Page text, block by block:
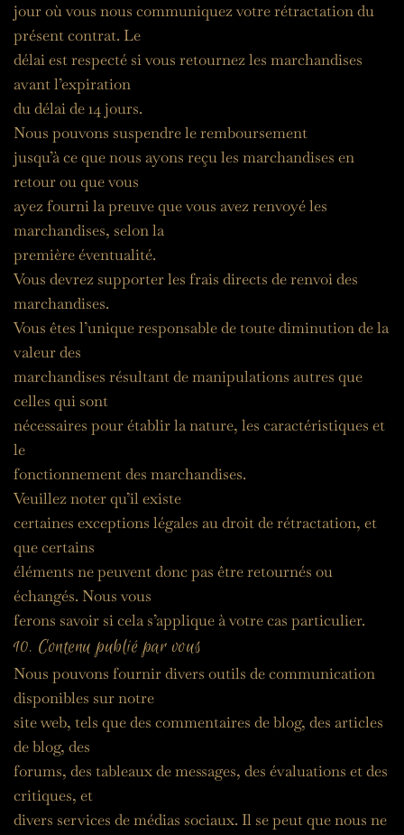
jour où vous nous communiquez votre rétractation du
présent contrat. Le
délai est respecté si vous retournez les marchandises
avant l’expiration
du délai de 14 jours.
Nous pouvons suspendre le remboursement
jusqu’à ce que nous ayons reçu les marchandises en
retour ou que vous
ayez fourni la preuve que vous avez renvoyé les
marchandises, selon la
première éventualité.
Vous devrez supporter les frais directs de renvoi des
marchandises.
Vous êtes l’unique responsable de toute diminution de la
valeur des
marchandises résultant de manipulations autres que
celles qui sont
nécessaires pour établir la nature, les caractéristiques et
le
fonctionnement des marchandises.
Veuillez noter qu’il existe
certaines exceptions légales au droit de rétractation, et
que certains
éléments ne peuvent donc pas être retournés ou
échangés. Nous vous
ferons savoir si cela s’applique à votre cas particulier.
10. Contenu publié par vous
Nous pouvons fournir divers outils de communication
disponibles sur notre
site web, tels que des commentaires de blog, des articles
de blog, des
forums, des tableaux de messages, des évaluations et des
critiques, et
divers services de médias sociaux. Il se peut que nous ne